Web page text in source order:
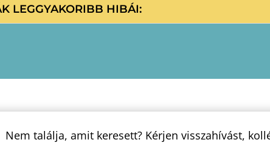
LEGGYAKORIBB HIBÁI:
Nem találja, amit keresett? Kérjen visszahívást,